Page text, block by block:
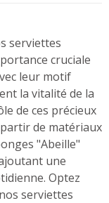
serviettes
cruciale
leur motif
la vitalité de la
de ces précieux
de matériaux
"Abeille"
une
Optez
serviettes